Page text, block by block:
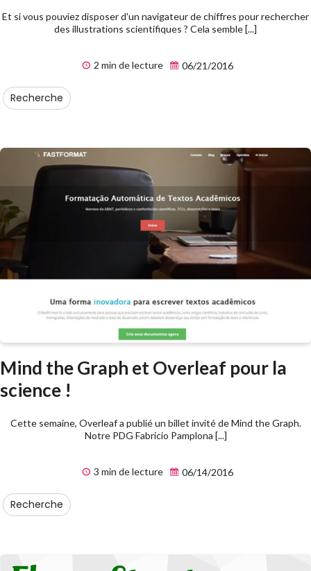
Et si vous pouviez disposer d'un navigateur de chiffres pour rechercher
des illustrations scientifiques ? Cela semble [...]
2 min de lecture 06/21/2016
Recherche
Mind the Graph et Overleaf pour la
science !
Cette semaine, Overleaf a publié un billet invité de Mind the Graph.
Notre PDG Fabricio Pamplona [...]
3 min de lecture 06/14/2016
Recherche